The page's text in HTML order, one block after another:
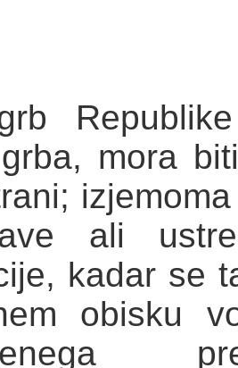
mora
ali
kadar se
obisku